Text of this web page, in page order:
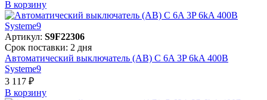
В корзинy
Артикул: S9F22306
Срок поставки: 2 дня
Автоматический выключатель (АВ) C 6A 3P 6kA 400В
Systeme9
3 117 ₽
В корзинy